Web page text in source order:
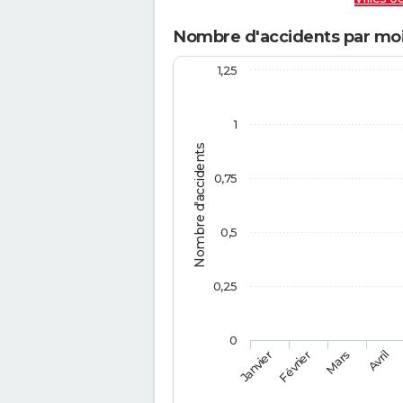
Nombre d'accidents par
Nombre d'accidents
JanvierFévrier Mars Avril
0
1
0,25
0,5
0,75
1,25